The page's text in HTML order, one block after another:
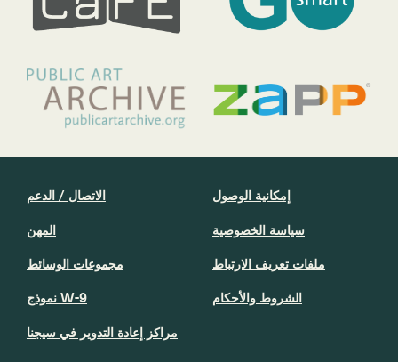
الاتصال / الدعم
المهن
مجموعات الوسائط
نموذج W-9
مراكز إعادة التدوير في سيجنا
إمكانية الوصول
سياسة الخصوصية
ملفات تعريف الارتباط
الشروط والأحكام